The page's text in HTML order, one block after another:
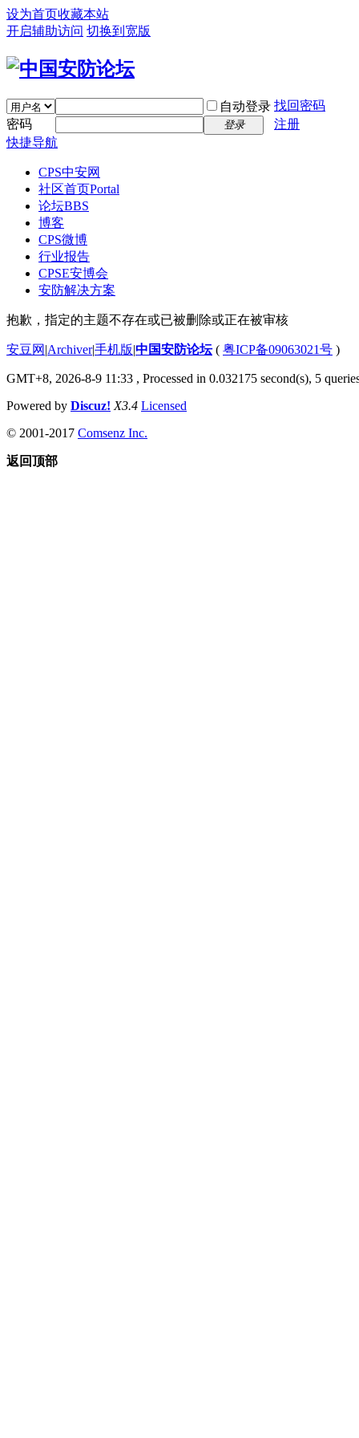
设为首页收藏本站
开启辅助访问 切换到宽版
自动登录 找回密码
密码
登录
注册
快捷导航
CPS中安网
社区首页Portal
论坛BBS
博客
CPS微博
行业报告
CPSE安博会
安防解决方案
抱歉，指定的主题不存在或已被删除或正在被审核
安豆网 |Archiver|手机版|中国安防论坛( 粤ICP备09063021号 )
GMT+8, 2026-8-9 11:33 , Processed in 0.032175 second(s), 5
Powered by Discuz! X3.4 Licensed
© 2001-2017 Comsenz Inc.
返回顶部